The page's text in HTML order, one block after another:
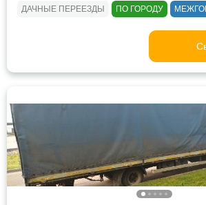
ДАЧНЫЕ ПЕРЕЕЗДЫ ПО ГОРОДУ